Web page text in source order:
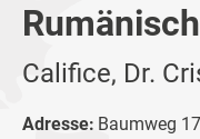
Rumänisch
Califice, Dr.
Adresse: Baumweg